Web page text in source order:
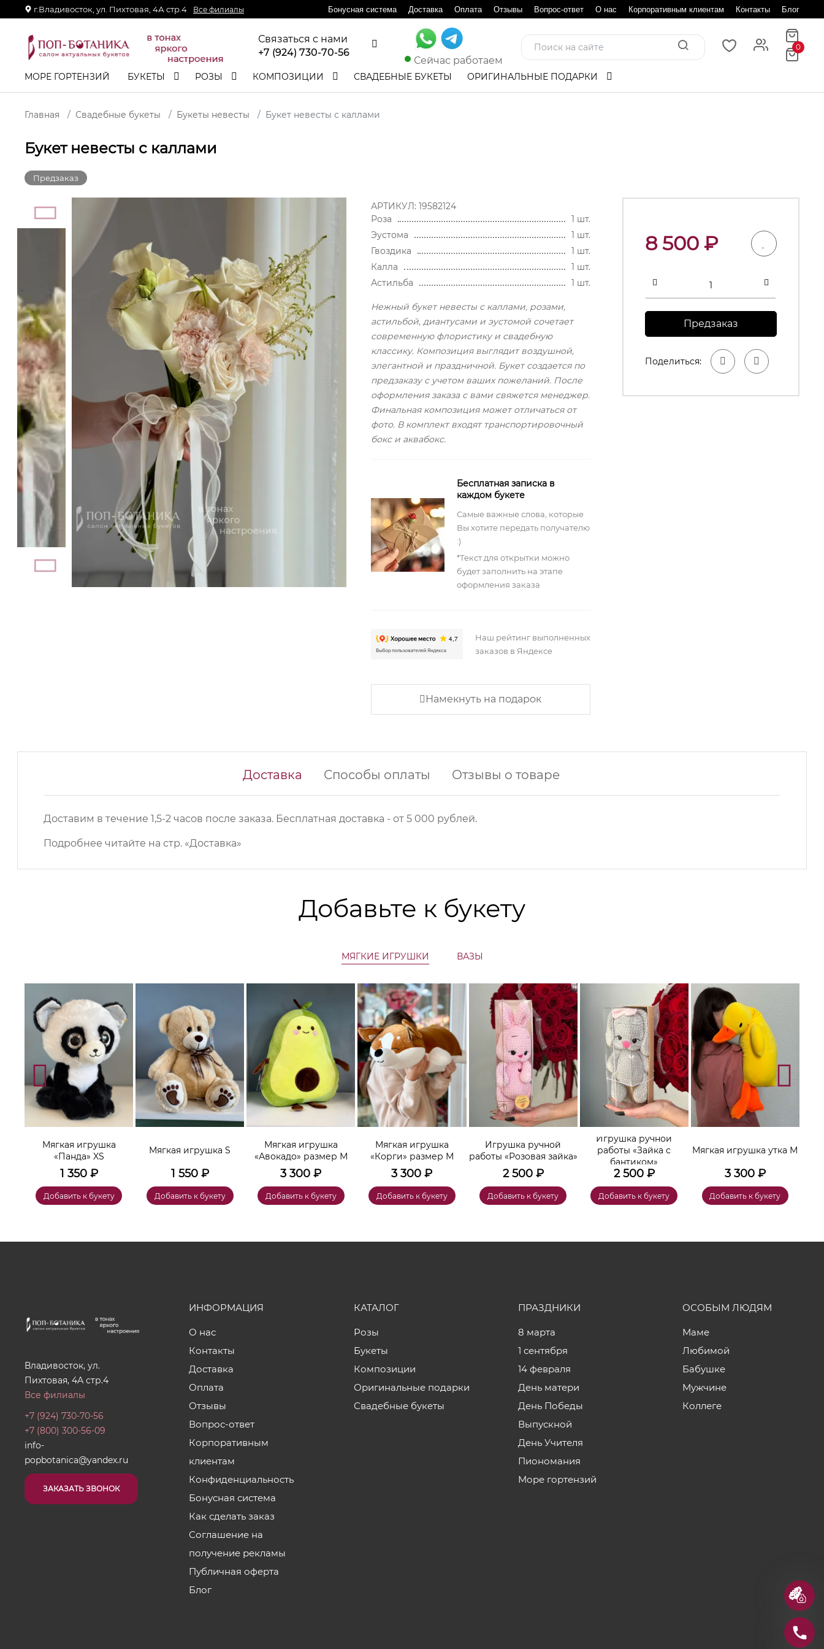
г.Владивосток, ул. Пихтовая, 4А стр.4 Все филиалы Бонусная система Доставка Оплата Отзывы Вопрос-ответ О нас Корпоративным клиентам Контакты Блог
Связаться с нами
+7 (924) 730-70-56
Сейчас работаем
0
МОРЕ ГОРТЕНЗИЙ БУКЕТЫ РОЗЫ КОМПОЗИЦИИ СВАДЕБНЫЕ БУКЕТЫ ОРИГИНАЛЬНЫЕ ПОДАРКИ
Главная Свадебные букеты Букеты невесты Букет невесты с каллами
Букет невесты с каллами
Предзаказ
АРТИКУЛ: 19582124
Роза
1 шт.
Эустома
1 шт.
Гвоздика
1 шт.
Калла
1 шт.
Астильба
1 шт.
Нежный букет невесты с каллами, розами,
астильбой, диантусами и эустомой сочетает
современную флористику и свадебную
классику. Композиция выглядит воздушной,
элегантной и праздничной. Букет создается по
предзаказу с учетом ваших пожеланий. После
оформления заказа с вами свяжется менеджер.
Финальная композиция может отличаться от
фото. В комплект входят транспортировочный
бокс и аквабокс.
Бесплатная записка в
каждом букете
Самые важные слова, которые
Вы хотите передать получателю
:)
*Текст для открытки можно
будет заполнить на этапе
оформления заказа
Наш рейтинг выполненных
заказов в Яндексе
Намекнуть на подарок
8 500₽
Предзаказ
Поделиться:
Доставка Способы оплаты Отзывы о товаре
Доставим в течение 1,5-2 часов после заказа. Бесплатная доставка - от 5 000 рублей.
Подробнее читайте на стр. «Доставка»
Добавьте к букету
МЯГКИЕ ИГРУШКИ ВАЗЫ
Мягкая игрушка
«Панда» XS
1 350₽
Добавить к букету
Мягкая игрушка S
1 550₽
Добавить к букету
Мягкая игрушка
«Авокадо» размер М
3 300 ₽
Добавить к букету
Мягкая игрушка
«Корги» размер М
3 300 ₽
Добавить к букету
Игрушка ручной
работы «Розовая зайка»
2 500₽
Добавить к букету
Игрушка ручной
работы «Зайка с
бантиком»
2 500₽
Добавить к букету
Мягкая игрушка утка М
3 300₽
Добавить к букету
Владивосток, ул.
Пихтовая, 4А стр.4
Все филиалы
+7 (924) 730-70-56
+7 (800) 300-56-09
info-
popbotanica@yandex.ru
ЗАКАЗАТЬ ЗВОНОК
ИНФОРМАЦИЯ
О нас
Контакты
Доставка
Оплата
Отзывы
Вопрос-ответ
Корпоративным
клиентам
Конфиденциальность
Бонусная система
Как сделать заказ
Соглашение на
получение рекламы
Публичная оферта
Блог
КАТАЛОГ
Розы
Букеты
Композиции
Оригинальные подарки
Свадебные букеты
ПРАЗДНИКИ
8 марта
1 сентября
14 февраля
День матери
День Победы
Выпускной
День Учителя
Пиономания
Море гортензий
ОСОБЫМ ЛЮДЯМ
Маме
Любимой
Бабушке
Мужчине
Коллеге